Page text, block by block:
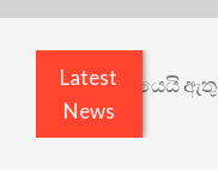
Latest
News
දැන් එළියෙයි